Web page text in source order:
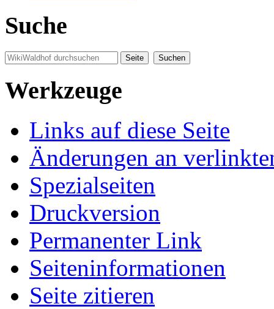
Suche
Werkzeuge
Links auf diese Seite
Änderungen an
Spezialseiten
Druckversion
Permanenter Link
Seiten­informationen
Seite zitieren